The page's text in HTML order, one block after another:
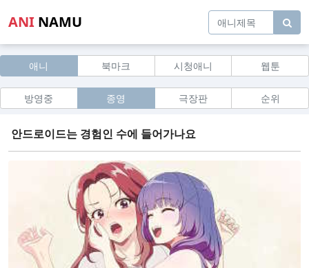
ANI NAMU
애니 북마크 시청애니 웹툰
방영중 종영 극장판 순위
안드로이드는 경험인 수에 들어가나요